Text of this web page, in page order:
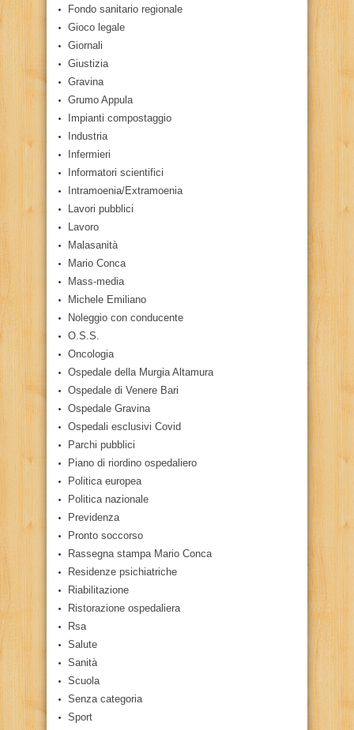
Fondo sanitario regionale
Gioco legale
Giornali
Giustizia
Gravina
Grumo Appula
Impianti compostaggio
Industria
Infermieri
Informatori scientifici
Intramoenia/Extramoenia
Lavori pubblici
Lavoro
Malasanità
Mario Conca
Mass-media
Michele Emiliano
Noleggio con conducente
O.S.S.
Oncologia
Ospedale della Murgia Altamura
Ospedale di Venere Bari
Ospedale Gravina
Ospedali esclusivi Covid
Parchi pubblici
Piano di riordino ospedaliero
Politica europea
Politica nazionale
Previdenza
Pronto soccorso
Rassegna stampa Mario Conca
Residenze psichiatriche
Riabilitazione
Ristorazione ospedaliera
Rsa
Salute
Sanità
Scuola
Senza categoria
Sport